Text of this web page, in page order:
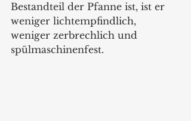
Bestandteil der Pfanne ist, ist er
weniger lichtempfindlich,
weniger zerbrechlich und
spülmaschinenfest.